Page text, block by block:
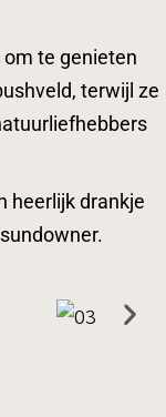
te genieten
terwijl ze
heerlijk drankje